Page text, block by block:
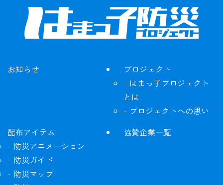
お知らせ
プロジェクト
はまっ子プロジェクト
とは
プロジェクトへの思い
配布アイテム
防災アニメーション
防災ガイド
防災マップ
協賛企業一覧